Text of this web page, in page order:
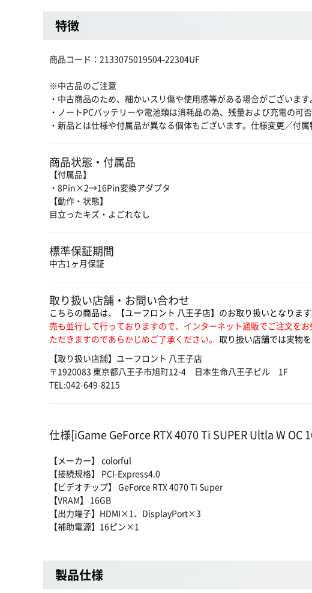
特徴
商品コード：2133075019504-22304UF
※中古品のご注意
・中古商品のため、細かいスリ傷や使用感等がある場合がございます。
・ノートPCバッテリーや電池類は消耗品の為、残量および充電の可
・新品とは仕様や付属品が異なる個体もございます。仕様変更／付
商品状態・付属品
【付属品】
・8Pin×2→16Pin変換アダプタ
【動作・状態】
目立ったキズ・よごれなし
標準保証期間
中古1ヶ月保証
取り扱い店舗・お問い合わせ
こちらの商品は、【ユーフロント 八王子店】のお取り扱いとなりま
売も並行して行っておりますので、インターネット通販でご注文を
ただきますのであらかじめご了承ください。 取り扱い店舗では実物
【取り扱い店舗】ユーフロント 八王子店
〒1920083 東京都八王子市旭町12-4 日本生命八王子ビル 1F
TEL:042-649-8215
仕様[iGame GeForce RTX 4070 Ti SUPER Ultla W OC
【メーカー】 colorful
【接続規格】 PCI-Express4.0
【ビデオチップ】 GeForce RTX 4070 Ti Super
【VRAM】 16GB
【出力端子】HDMI×1、DisplayPort×3
【補助電源】16ピン×1
製品仕様